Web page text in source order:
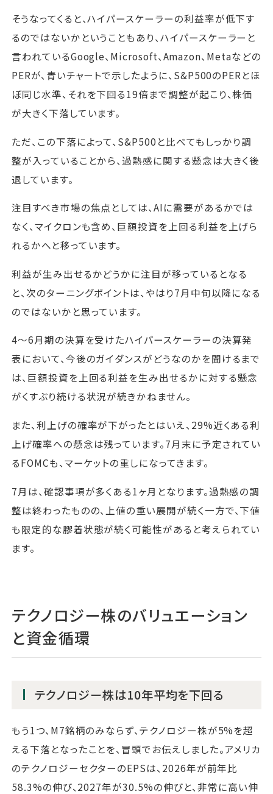
そうなってくると、ハイパースケーラーの利益率が低下す
るのではないかということもあり、ハイパースケーラーと
言われているGoogle、Microsoft、Amazon、Metaなどの
PERが、青いチャートで示したように、S&P500のPERとほ
ぼ同じ水準、それを下回る19倍まで調整が起こり、株価
が大きく下落しています。
ただ、この下落によって、S&P500と比べてもしっかり調
整が入っていることから、過熱感に関する懸念は大きく後
退しています。
注目すべき市場の焦点としては、AIに需要があるかでは
なく、マイクロンも含め、巨額投資を上回る利益を上げら
れるかへと移っています。
利益が生み出せるかどうかに注目が移っているとなる
と、次のターニングポイントは、やはり7月中旬以降になる
のではないかと思っています。
4〜6月期の決算を受けたハイパースケーラーの決算発
表において、今後のガイダンスがどうなのかを聞けるまで
は、巨額投資を上回る利益を生み出せるかに対する懸念
がくすぶり続ける状況が続きかねません。
また、利上げの確率が下がったとはいえ、29%近くある利
上げ確率への懸念は残っています。7月末に予定されてい
るFOMCも、マーケットの重しになってきます。
7月は、確認事項が多くある1ヶ月となります。過熱感の調
整は終わったものの、上値の重い展開が続く一方で、下値
も限定的な膠着状態が続く可能性があると考えられてい
ます。
テクノロジー株のバリュエーション
と資金循環
テクノロジー株は10年平均を下回る
もう1つ、M7銘柄のみならず、テクノロジー株が5%を超
える下落となったことを、冒頭でお伝えしました。アメリカ
のテクノロジーセクターのEPSは、2026年が前年比
58.3%の伸び、2027年が30.5%の伸びと、非常に高い伸